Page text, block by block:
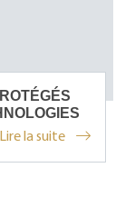
Lire la suite